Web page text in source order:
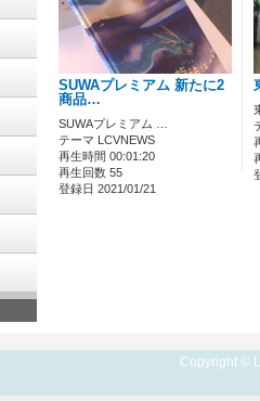
SUWAプレミアム 新たに2
商品…
SUWAプレミアム …
テーマ LCVNEWS
再生時間 00:01:20
再生回数 55
登録日 2021/01/21
Copyright ©